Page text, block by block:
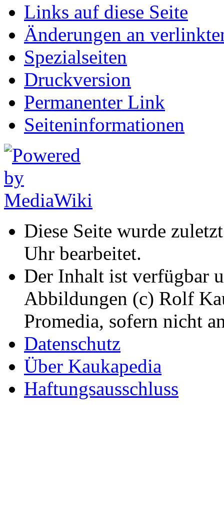
Links auf diese Seite
Änderungen an
Spezialseiten
Druckversion
Permanenter Link
Seiten­informationen
Diese Seite wurde
Uhr bearbeitet.
Der Inhalt ist verfügbar
Abbildungen (c) Rolf
Promedia, sofern nicht
Datenschutz
Über Kaukapedia
Haftungsausschluss